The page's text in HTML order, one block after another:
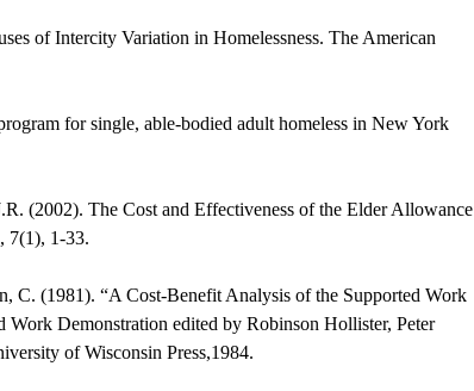
of Intercity Variation in Homelessness. The American
for single, able-bodied adult homeless in New York
(2002). The Cost and Effectiveness of the Elder Allowance
1-33.
C. (1981). “A Cost-Benefit Analysis of the Supported Work
Demonstration edited by Robinson Hollister, Peter
of Wisconsin Press,1984.